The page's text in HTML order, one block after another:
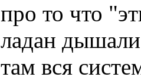
про то что
ладан
там вся